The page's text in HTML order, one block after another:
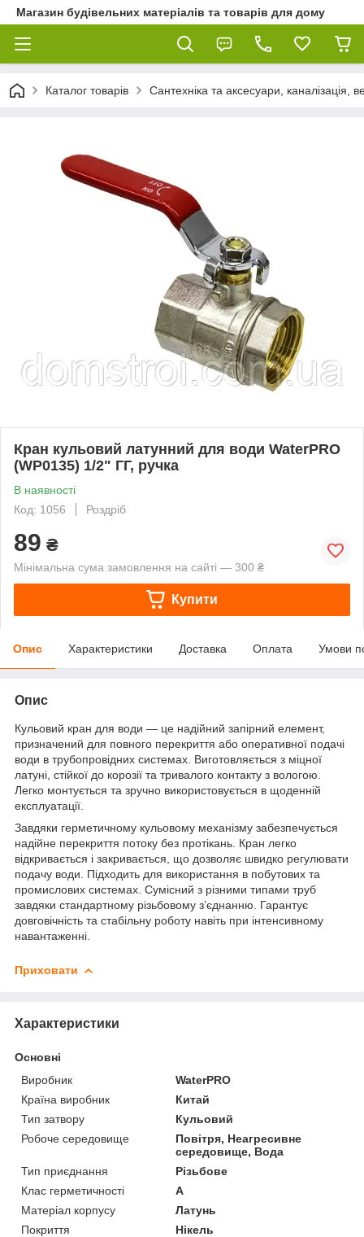
Магазин будівельних матеріалів та товарів для дому
Каталог товарів Сантехніка та аксесуари, каналізація,
Кран кульовий латунний для води WaterPRO
(WP0135) 1/2" ГГ, ручка
В наявності
Код: 1056
Роздріб
89 ₴
Мінімальна сума замовлення на сайті — 300 ₴
Купити
Опис Характеристики Доставка Оплата Умови
Опис
Кульовий кран для води — це надійний запірний елемент,
призначений для повного перекриття або оперативної подачі
води в трубопровідних системах. Виготовляється з міцної
латуні, стійкої до корозії та тривалого контакту з вологою.
Легко монтується та зручно використовується в щоденній
експлуатації.
Завдяки герметичному кульовому механізму забезпечується
надійне перекриття потоку без протікань. Кран легко
відкривається і закривається, що дозволяє швидко регулювати
подачу води. Підходить для використання в побутових та
промислових системах. Сумісний з різними типами труб
завдяки стандартному різьбовому з’єднанню. Гарантує
довговічність та стабільну роботу навіть при інтенсивному
навантаженні.
Приховати
Характеристики
Основні
Виробник
WaterPRO
Країна виробник
Китай
Тип затвору
Кульовий
Робоче середовище
Повітря, Неагресивне
середовище, Вода
Тип приєднання
Різьбове
Клас герметичності
А
Матеріал корпусу
Латунь
Покриття
Нікель